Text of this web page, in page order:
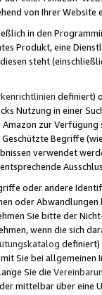
von Ihrer
in den
Produkt, eine
steht
definiert)
Nutzung in einer
zur
Geschützte Begriffe
verwendet
oder andere
oder
Sie bitte der
wenn die sich
definiert)
Sie bei
Sie die
mittelbar über eine